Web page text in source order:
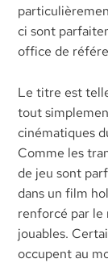
ci sont
office de
Le titre est
tout
cinématiques
Comme les
de jeu sont
dans un film
renforcé par le
jouables.
occupent au